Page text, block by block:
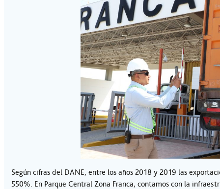
Según cifras del DANE, entre los años 2018 y 2019 las
550%. En Parque Central Zona Franca, contamos con la